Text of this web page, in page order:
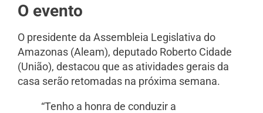
O evento
O presidente da Assembleia Legislativa do
Amazonas (Aleam), deputado Roberto Cidade
(União), destacou que as atividades gerais da
casa serão retomadas na próxima semana.
“Tenho a honra de conduzir a